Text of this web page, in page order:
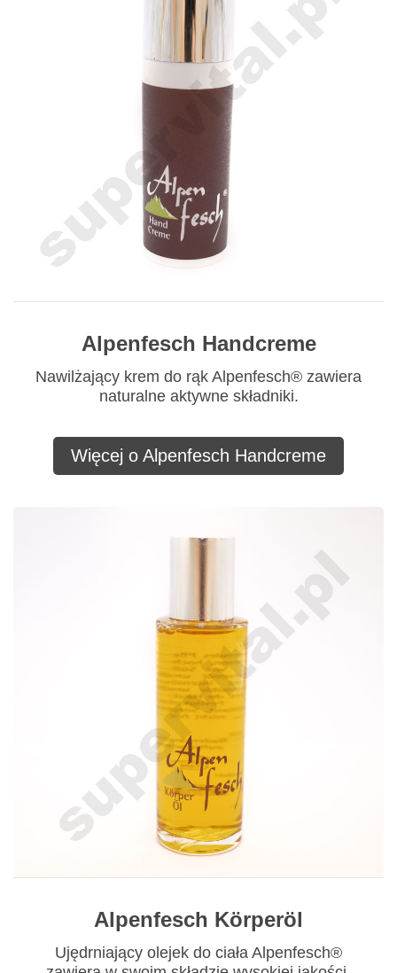
Alpenfesch Handcreme
Nawilżający krem do rąk Alpenfesch® zawiera
naturalne aktywne składniki.
Więcej o Alpenfesch Handcreme
Alpenfesch Körperöl
Ujędrniający olejek do ciała Alpenfesch®